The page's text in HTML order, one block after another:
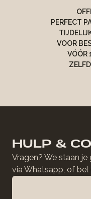
PERFECT
VOOR
VÓÓR
HULP &
Vragen? We staan
via Whatsapp, of bel